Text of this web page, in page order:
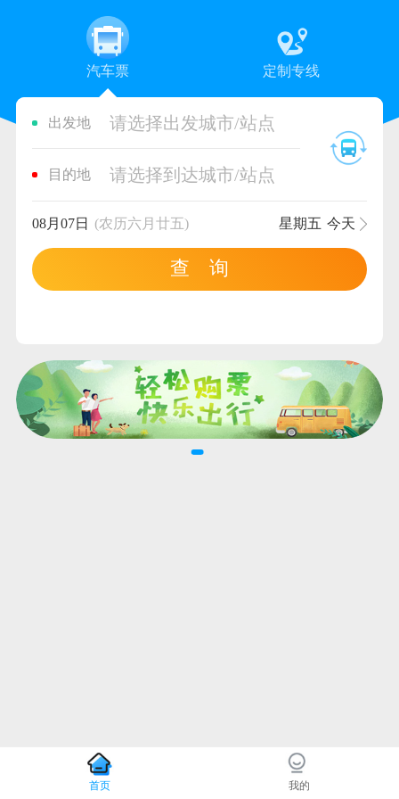
汽车票 定制专线
出发地 请选择出发城市/站点
目的地 请选择到达城市/站点
08月07日 (农历六月廿五) 星期五 今天
查 询
首页 我的